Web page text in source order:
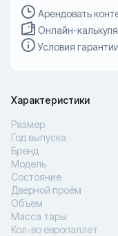
Арендовать
Онлайн-
Условия гарантии
Характеристики
Размер
Год выпуска
Бренд
Модель
Состояние
Дверной проём
Объем
Масса тары
Кол-во европаллет